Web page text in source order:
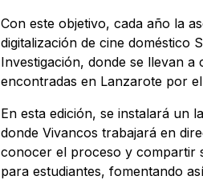
Con este objetivo, cada año la
digitalización de cine doméstico
Investigación, donde se llevan a
encontradas en Lanzarote por
En esta edición, se instalará un
donde Vivancos trabajará en
conocer el proceso y compartir
para estudiantes, fomentando